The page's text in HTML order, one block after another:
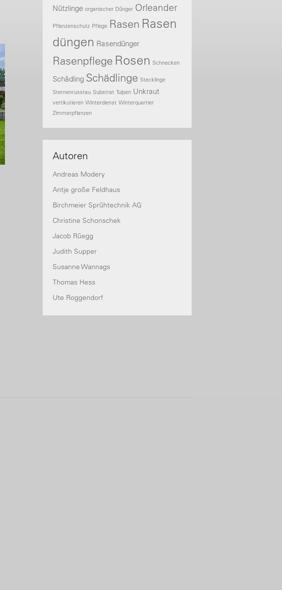
Nützlinge organischer Dünger Orleander
Pflanzenschutz Pflege Rasen Rasen
düngen Rasendünger
Rasenpflege Rosen Schnecken
Schädling Schädlinge Stecklinge
Sternenrusstau Substrat Tulpen Unkraut
vertikutieren Winterdienst Winterquartier
Zimmerpflanzen
Autoren
Andreas Modery
Antje große Feldhaus
Birchmeier Sprühtechnik AG
Christine Schonschek
Jacob Rüegg
Judith Supper
Susanne Wannags
Thomas Hess
Ute Roggendorf